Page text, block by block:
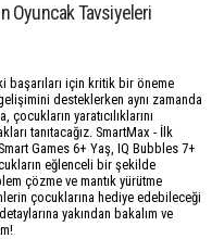
Oyuncak Tavsiyeleri
başarıları için kritik bir öneme
desteklerken aynı zamanda
yaratıcılıklarını
tanıtacağız. SmartMax - İlk
Games 6+ Yaş, IQ Bubbles 7+
eğlenceli bir şekilde
çözme ve mantık yürütme
çocuklarına hediye edebileceği
yakından bakalım ve